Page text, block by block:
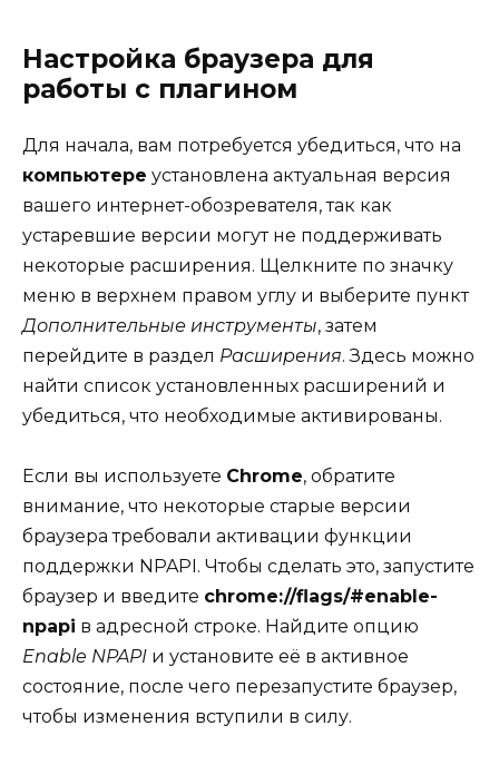
Настройка браузера для
работы с плагином
Для начала, вам потребуется убедиться, что на
компьютере установлена актуальная версия
вашего интернет-обозревателя, так как
устаревшие версии могут не поддерживать
некоторые расширения. Щелкните по значку
меню в верхнем правом углу и выберите пункт
Дополнительные инструменты, затем
перейдите в раздел Расширения. Здесь можно
найти список установленных расширений и
убедиться, что необходимые активированы.
Если вы используете Chrome, обратите
внимание, что некоторые старые версии
браузера требовали активации функции
поддержки NPAPI. Чтобы сделать это, запустите
браузер и введите chrome://flags/#enable-
npapi в адресной строке. Найдите опцию
Enable NPAPI и установите её в активное
состояние, после чего перезапустите браузер,
чтобы изменения вступили в силу.